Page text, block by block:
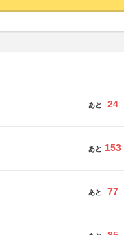
あと 24
あと 153
あと 77